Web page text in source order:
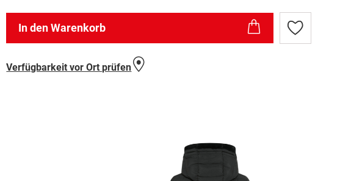
In den Warenkorb
Zur
Wunschliste
Verfügbarkeit vor Ort prüfen